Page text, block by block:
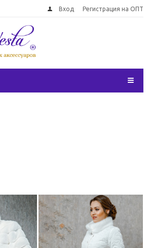
Вход Регистрация на ОПТ